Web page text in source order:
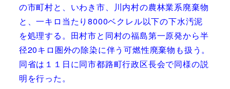
の市町村と、いわき市、川内村の農林業系廃棄物
と、一キロ当たり8000ベクレル以下の下水汚泥
を処理する。田村市と同村の福島第一原発から半
径20キロ圏外の除染に伴う可燃性廃棄物も扱う。
同省は１１日に同市都路町行政区長会で同様の説
明を行った。